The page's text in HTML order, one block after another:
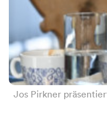
Jos Pirkner